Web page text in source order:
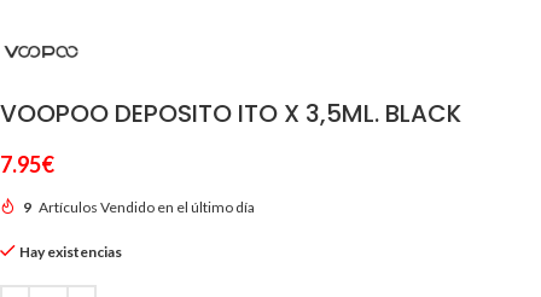
VOOPOO DEPOSITO ITO X 3,5ML. BLACK
7.95€
9 Artículos Vendido en el último día
Hay existencias